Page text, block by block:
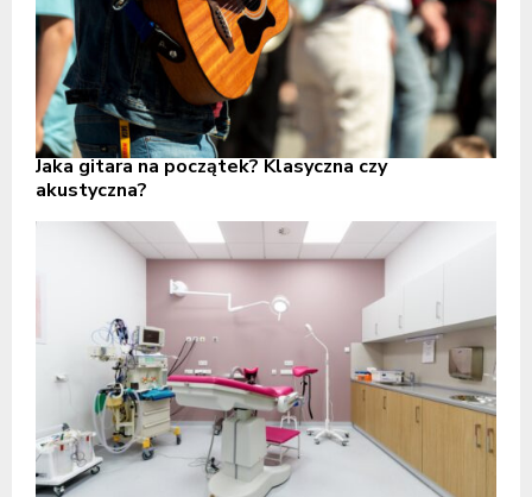
Jaka gitara na początek? Klasyczna czy
akustyczna?